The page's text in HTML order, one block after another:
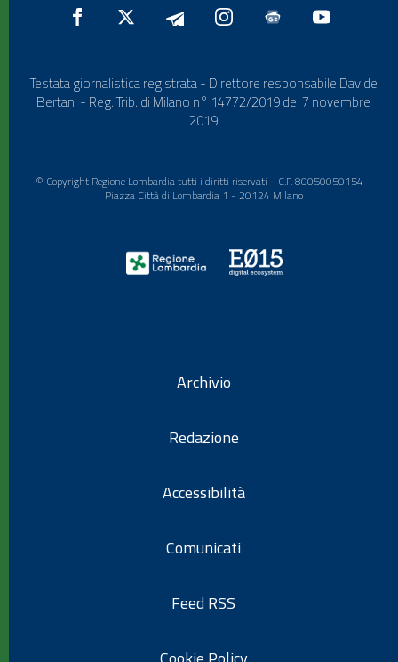
Testata giornalistica registrata - Direttore responsabile Davide
Bertani - Reg. Trib. di Milano n° 14772/2019 del 7 novembre
2019
© Copyright Regione Lombardia tutti i diritti riservati - C.F. 80050050154 -
Piazza Città di Lombardia 1 - 20124 Milano
Archivio
Redazione
Accessibilità
Comunicati
Feed RSS